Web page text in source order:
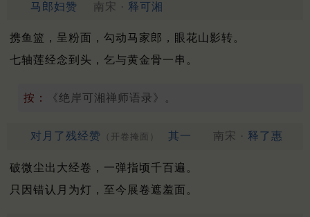
马郎妇赞 南宋 · 释可湘
携鱼篮，呈粉面，勾动马家郎，眼花山影转。
七轴莲经念到头，乞与黄金骨一串。
按： 《绝岸可湘禅师语录》。
对月了残经赞 （开卷掩面） 其一 南宋 · 释了惠
破微尘出大经卷，一弹指顷千百遍。
只因错认月为灯，至今展卷遮羞面。